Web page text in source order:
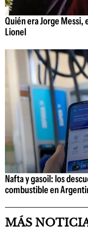
Quién era Jorge Messi,
Lionel
Nafta y gasoil: los
combustible en
MÁS